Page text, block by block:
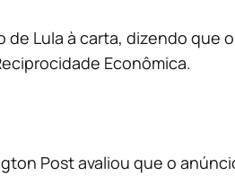
Lula à carta, dizendo que o
Econômica.
Post avaliou que o